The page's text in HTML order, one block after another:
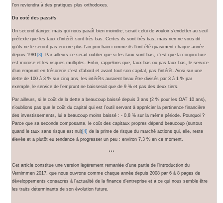
l’on reviendra à des pratiques plus orthodoxes.
Du coté des passifs
Un second danger, mais qui nous paraît bien moindre, serait celui de vouloir s’endetter au seul
prétexte que les taux d’intérêt sont très bas. Certes ils sont très bas, mais rien ne vous dit
qu’ils ne le seront pas encore plus l’an prochain comme ils l’ont été quasiment chaque année
depuis 1981 [3]
. Par ailleurs ce serait oublier que si les taux sont bas, c’est que la conjoncture
est morose et les risques multiples. Enfin, rappelons que, taux bas ou pas taux bas, le service
d’un emprunt en trésorerie c’est d’abord et avant tout son capital, pas l’intérêt. Ainsi sur une
dette de 100 à 3 % sur cinq ans, les intérêts auraient beau être divisés par 3 à 1 % par
exemple, le service de l’emprunt ne baisserait que de 9 % et pas des deux tiers.
Par ailleurs, si le coût de la dette a beaucoup baissé depuis 3 ans (2 % pour les OAT 10 ans),
n’oublions pas que le coût du capital qui est l’outil servant à apprécier la pertinence financière
des investissements, lui a beaucoup moins baissé : - 0,8 % sur la même période. Pourquoi ?
Parce que sa seconde composante, le coût des capitaux propres dépend beaucoup (surtout
quand le taux sans risque est nul)[4] de la prime de risque du marché actions qui, elle, reste
élevée et a plutôt eu tendance à progresser un peu : environ 7,3 % en ce moment.
***
Cet article constitue une version légèrement remaniée d’une partie de l’introduction du
Vernimmen 2017, que nous ouvrons comme chaque année depuis 2008 par 6 à 8 pages de
développements consacrés à l’actualité de la finance d’entreprise et à ce qui nous semble être
les traits déterminants de son évolution future.